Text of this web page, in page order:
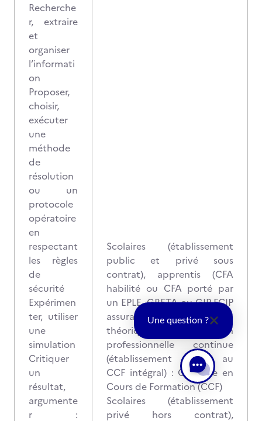
Recherche
r, extraire
et
organiser
l’informati
on
Proposer,
choisir,
exécuter
une
méthode
de
résolution
ou un
protocole
opératoire
en
respectant
les règles
de
sécurité
Expérimen
ter, utiliser
une
simulation
Critiquer
un
résultat,
argumente
r :
Scolaires (établissement
public et privé sous
contrat), apprentis (CFA
habilité ou CFA porté par
un EPLE, GRETA ou GIP-FCIP
assurant toute la formation
théorique) et formation
professionnelle continue
(établissement public au
CCF intégral) : Contrôle en
Cours de Formation (CCF)
Scolaires (établissement
privé hors contrat),
Une question ?